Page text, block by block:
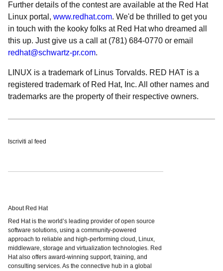
Further details of the contest are available at the Red Hat
Linux portal, www.redhat.com. We'd be thrilled to get you
in touch with the kooky folks at Red Hat who dreamed all
this up. Just give us a call at (781) 684-0770 or email
redhat@schwartz-pr.com.
LINUX is a trademark of Linus Torvalds. RED HAT is a
registered trademark of Red Hat, Inc. All other names and
trademarks are the property of their respective owners.
Iscriviti al feed
About Red Hat
Red Hat is the world’s leading provider of open source
software solutions, using a community-powered
approach to reliable and high-performing cloud, Linux,
middleware, storage and virtualization technologies. Red
Hat also offers award-winning support, training, and
consulting services. As the connective hub in a global